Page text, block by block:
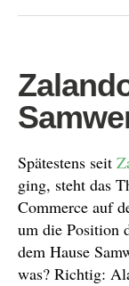
Spätestens seit
ging, steht das
Commerce auf
um die Position
dem Hause
was? Richtig: